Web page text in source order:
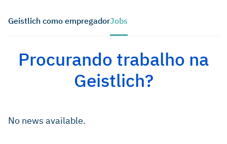
Geistlich como empregadorJobs
Procurando trabalho na
Geistlich?
No news available.